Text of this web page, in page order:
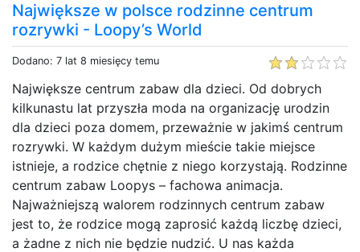
Największe w polsce rodzinne centrum
rozrywki - Loopy’s World
Dodano: 7 lat 8 miesięcy temu
Największe centrum zabaw dla dzieci. Od dobrych
kilkunastu lat przyszła moda na organizację urodzin
dla dzieci poza domem, przeważnie w jakimś centrum
rozrywki. W każdym dużym mieście takie miejsce
istnieje, a rodzice chętnie z niego korzystają. Rodzinne
centrum zabaw Loopys – fachowa animacja.
Najważniejszą walorem rodzinnych centrum zabaw
jest to, że rodzice mogą zaprosić każdą liczbę dzieci,
a żadne z nich nie będzie nudzić. U nas każda